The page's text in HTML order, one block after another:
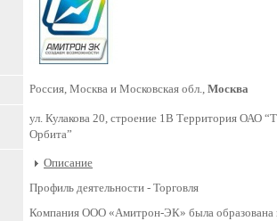
Россия, Москва и Московская обл., Москва
ул. Кулакова 20, строение 1В Территория ОАО
Орбита”
Описание
Профиль деятельности - Торговля
Компания ООО «Амитрон-ЭК» была образована